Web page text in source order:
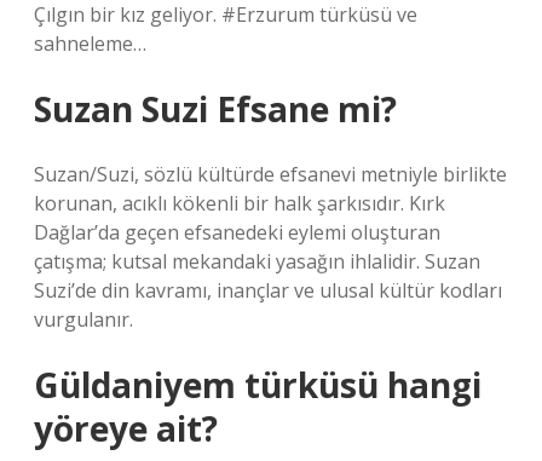
Çılgın bir kız geliyor. #Erzurum türküsü ve
sahneleme…
Suzan Suzi Efsane mi?
Suzan/Suzi, sözlü kültürde efsanevi metniyle birlikte
korunan, acıklı kökenli bir halk şarkısıdır. Kırk
Dağlar’da geçen efsanedeki eylemi oluşturan
çatışma; kutsal mekandaki yasağın ihlalidir. Suzan
Suzi’de din kavramı, inançlar ve ulusal kültür kodları
vurgulanır.
Güldaniyem türküsü hangi
yöreye ait?